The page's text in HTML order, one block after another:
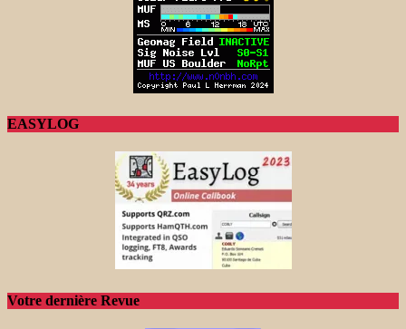
EASYLOG
Votre dernière Revue